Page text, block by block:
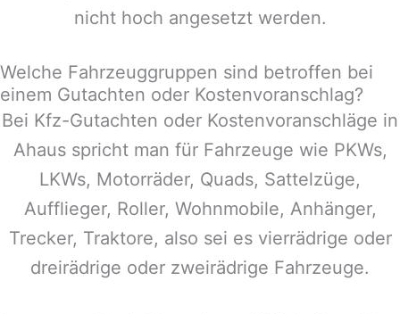
nicht hoch angesetzt werden.
Welche Fahrzeuggruppen sind betroffen bei
einem Gutachten oder Kostenvoranschlag?
Bei Kfz-Gutachten oder Kostenvoranschläge in
Ahausspricht man für Fahrzeuge wie PKWs,
LKWs, Motorräder, Quads, Sattelzüge,
Aufflieger, Roller, Wohnmobile, Anhänger,
Trecker, Traktore, also sei es vierrädrige oder
dreirädrige oder zweirädrige Fahrzeuge.